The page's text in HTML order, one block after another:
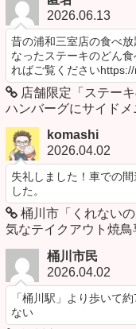
2026.06.13
昔の浦和三室店の食べ
なったステーキのどん
ればご覧ください
店舗限定「ステー
ハンバーグにサイド
komashi
2026.04.02
失礼しました！車での
した。
桶川市「くれない
気なテイクアウト焼鳥
桶川市民
2026.04.02
「桶川駅」より歩いて
ない